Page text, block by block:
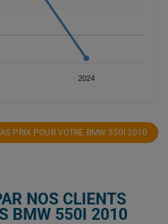
2024
PRIX POUR VOTRE BMW 550I 2010
NOS CLIENTS
BMW 550I 2010